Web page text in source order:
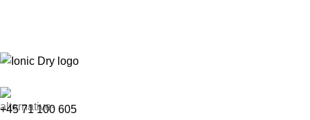
+45 71 100 605